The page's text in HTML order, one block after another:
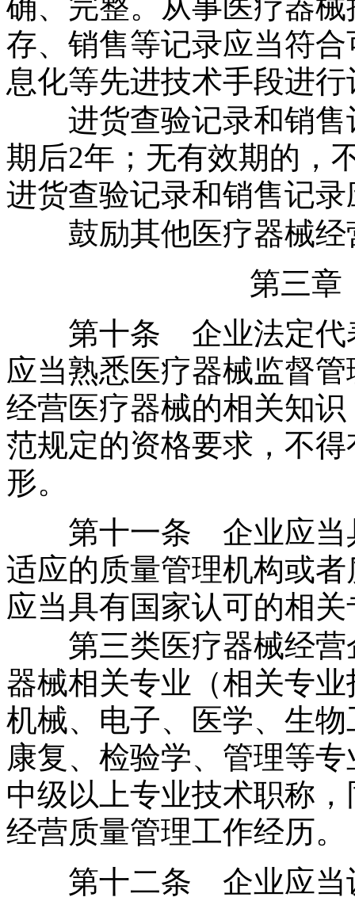
存、销售等记录应当符
息化等先进技术手段进行
进货查验记录和销售
期后2年；无有效期的，
进货查验记录和销售记
鼓励其他医疗器械经
第三
第十条 企业法定代表
应当熟悉医疗器械监督
经营医疗器械的相关知
范规定的资格要求，不
形。
第十一条 企业应当具
适应的质量管理机构或
应当具有国家认可的相
第三类医疗器械经营
器械相关专业（相关专
机械、电子、医学、生
康复、检验学、管理等
中级以上专业技术职称
经营质量管理工作经历。
第十二条 企业应当设